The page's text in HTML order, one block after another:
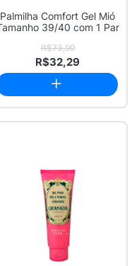
Palmilha Comfort Gel Mió
39/40 com 1 Par
R$73,99
R$32,29